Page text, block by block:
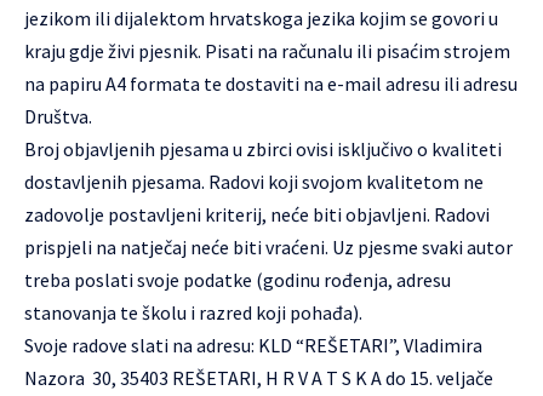
jezikom ili dijalektom hrvatskoga jezika kojim se govori u
kraju gdje živi pjesnik. Pisati na računalu ili pisaćim strojem
na papiru A4 formata te dostaviti na e-mail adresu ili adresu
Društva.
Broj objavljenih pjesama u zbirci ovisi isključivo o kvaliteti
dostavljenih pjesama. Radovi koji svojom kvalitetom ne
zadovolje postavljeni kriterij, neće biti objavljeni. Radovi
prispjeli na natječaj neće biti vraćeni. Uz pjesme svaki autor
treba poslati svoje podatke (godinu rođenja, adresu
stanovanja te školu i razred koji pohađa).
Svoje radove slati na adresu: KLD “REŠETARI”, Vladimira
Nazora 30, 35403 REŠETARI, H R V A T S K A do 15. veljače